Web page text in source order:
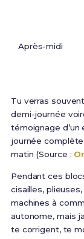
Après-midi
Tu verras
demi-journée
témoignage d’un
journée
matin (Source :
Pendant ces
cisailles,
machines à
autonome, mais
te corrigent, te